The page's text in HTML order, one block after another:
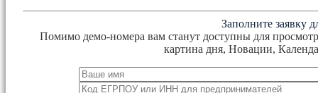
Заполните заявку
Помимо демо-номера вам станут доступны для
картина дня, Новации,